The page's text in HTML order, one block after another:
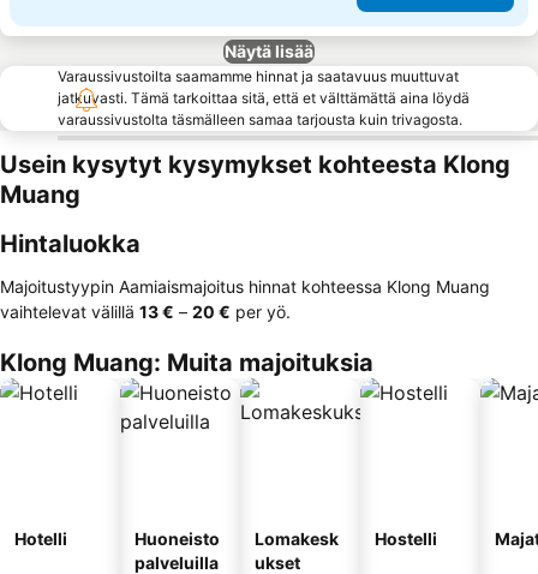
Näytä lisää
Varaussivustoilta saamamme hinnat ja saatavuus muuttuvat
jatkuvasti. Tämä tarkoittaa sitä, että et välttämättä aina löydä
varaussivustolta täsmälleen samaa tarjousta kuin trivagosta.
Usein kysytyt kysymykset kohteesta Klong
Muang
Hintaluokka
Majoitustyypin Aamiaismajoitus hinnat kohteessa Klong Muang
vaihtelevat välillä ‎13 € – ‎20 € per yö.
Klong Muang: Muita majoituksia
Hotelli
Huoneisto
palveluilla
Lomakesk
ukset
Hostelli